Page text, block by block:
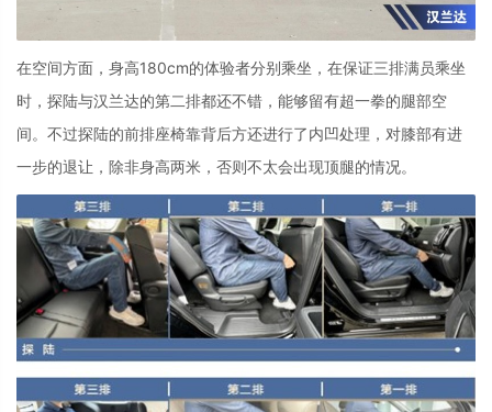
在空间方面，身高180cm的体验者分别乘坐，在保证三排满员乘坐
时，探陆与汉兰达的第二排都还不错，能够留有超一拳的腿部空
间。不过探陆的前排座椅靠背后方还进行了内凹处理，对膝部有进
一步的退让，除非身高两米，否则不太会出现顶腿的情况。